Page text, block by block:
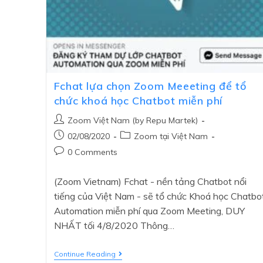
Fchat lựa chọn Zoom Meeeting để tổ
chức khoá học Chatbot miễn phí
Zoom Việt Nam (by Repu Martek)
02/08/2020
Zoom tại Việt Nam
0 Comments
(Zoom Vietnam) Fchat - nền tảng Chatbot nổi
tiếng của Việt Nam - sẽ tổ chức Khoá học
Automation miễn phí qua Zoom Meeting, DUY
NHẤT tối 4/8/2020 Thông…
Continue Reading